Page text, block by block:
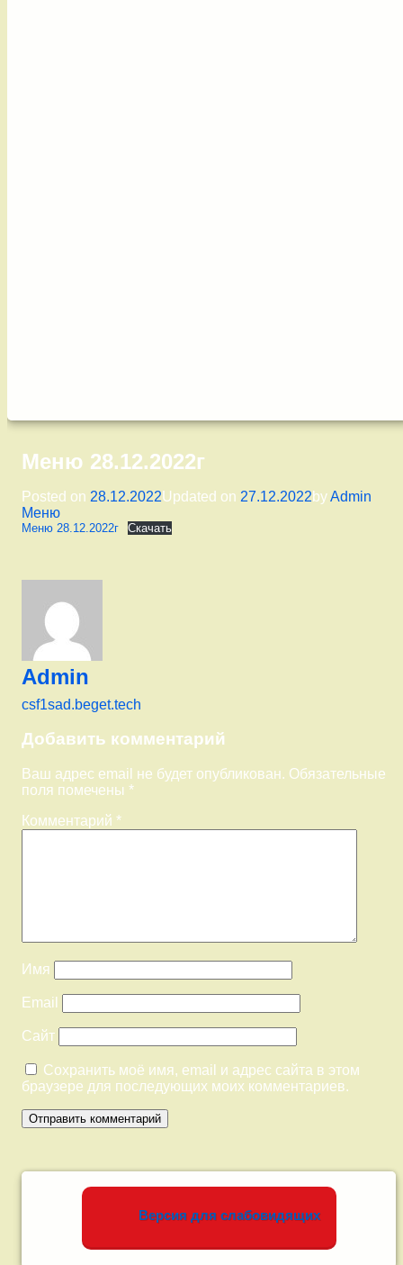
Меню 28.12.2022г
Posted on 28.12.2022Updated on 27.12.2022byAdmin
Меню
Меню 28.12.2022г Скачать
Admin
csf1sad.beget.tech
Добавить комментарий
Ваш адрес email не будет опубликован. Обязательные
поля помечены *
Комментарий *
Имя
Email
Сайт
Сохранить моё имя, email и адрес сайта в этом
браузере для последующих моих комментариев.
Левый сайдбар
Версия для слабовидящих